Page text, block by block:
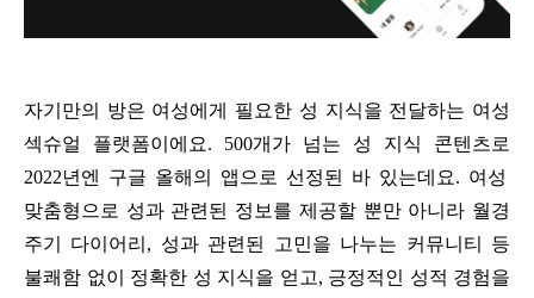
자기만의 방은 여성에게 필요한 성 지식을 전달하는 여성
섹슈얼 플랫폼이에요. 500개가 넘는 성 지식 콘텐츠로
2022년엔 구글 올해의 앱으로 선정된 바 있는데요. 여성
맞춤형으로 성과 관련된 정보를 제공할 뿐만 아니라 월경
주기 다이어리 , 성과 관련된 고민을 나누는 커뮤니티 등
불쾌함 없이 정확한 성 지식을 얻고, 긍정적인 성적 경험을